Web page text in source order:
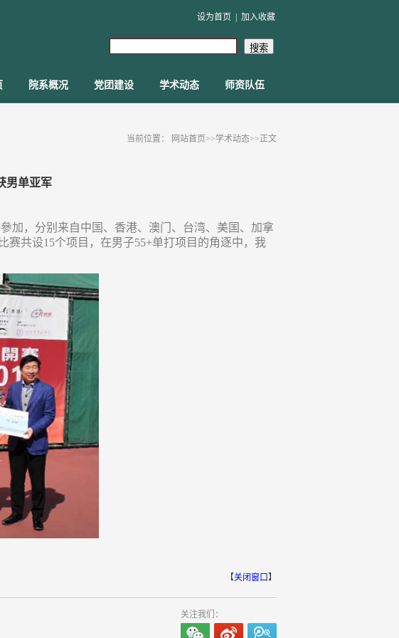
设为首页 加入收藏
院系概况 党团建设 学术动态 师资队伍
当前位置： 网站首页>>学术动态>>正文
男单亚军
加，分别来自中国、香港、澳门、台湾、美国、加拿
共设15个项目，在男子55+单打项目的角逐中，我
【关闭窗口】
关注我们：